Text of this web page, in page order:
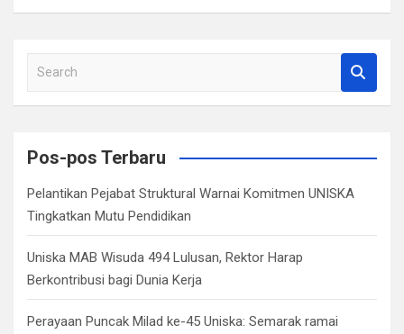
a
c
Pos-pos Terbaru
Pelantikan Pejabat Struktural Warnai Komitmen UNISKA
Tingkatkan Mutu Pendidikan
Uniska MAB Wisuda 494 Lulusan, Rektor Harap
Berkontribusi bagi Dunia Kerja
Perayaan Puncak Milad ke-45 Uniska: Semarak ramai